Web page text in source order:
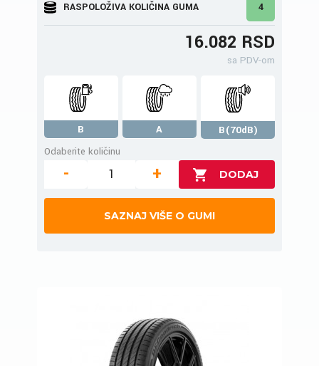
RASPOLOŽIVA KOLIČINA GUMA 4
16.082 RSD
sa PDV-om
B A
B(70dB)
Odaberite količinu
- +
SAZNAJ VIŠE O GUMI